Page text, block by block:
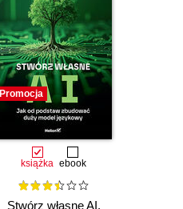
Promocja
książka ebook
Stwórz własne AI.